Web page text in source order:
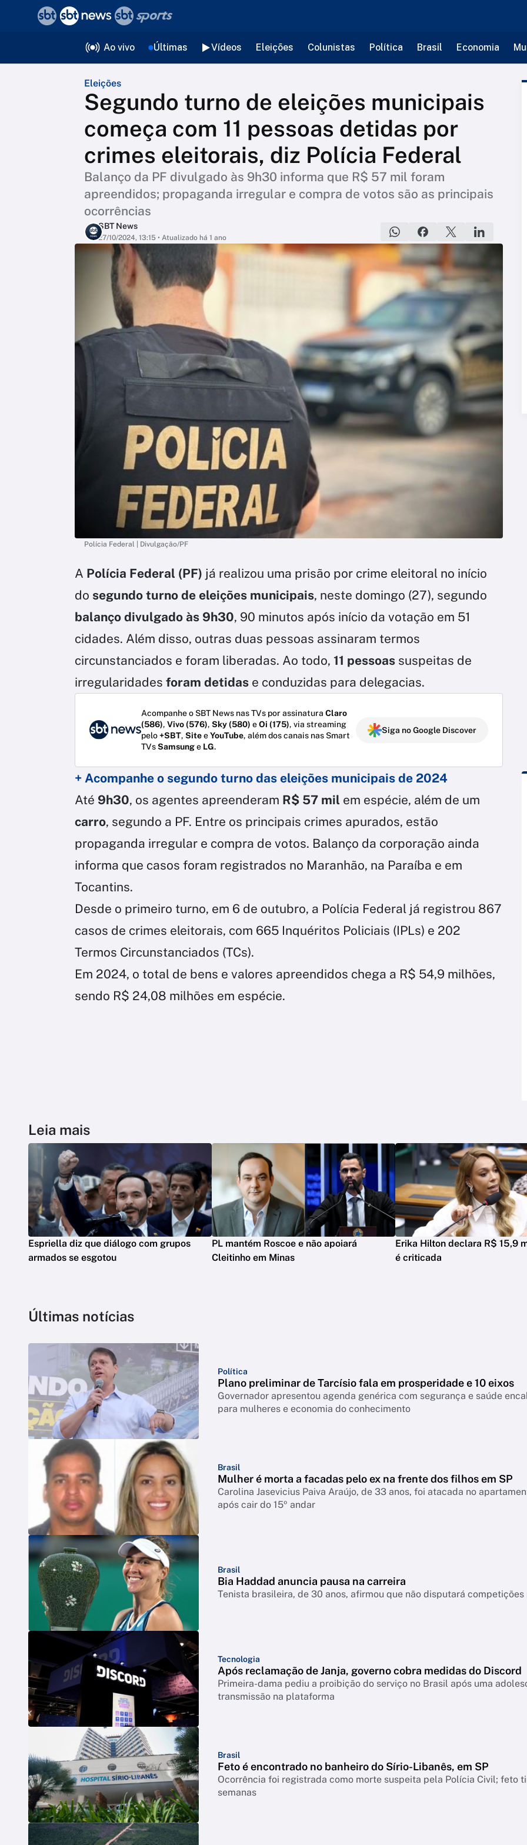
Ao vivo Últimas Vídeos Eleições Colunistas Política Brasil Economia
Eleições
Segundo turno de eleições municipais
começa com 11 pessoas detidas por
crimes eleitorais, diz Polícia Federal
Balanço da PF divulgado às 9h30 informa que R$ 57 mil foram
apreendidos; propaganda irregular e compra de votos são as principais
ocorrências
SBT News
27/10/2024, 13:15 • Atualizado há 1 ano
Polícia Federal | Divulgação/PF
A Polícia Federal (PF) já realizou uma prisão por crime eleitoral no início
do segundo turno de eleições municipais, neste domingo (27), segundo
balanço divulgado às 9h30, 90 minutos após início da votação em 51
cidades. Além disso, outras duas pessoas assinaram termos
circunstanciados e foram liberadas. Ao todo, 11 pessoas suspeitas de
irregularidades foram detidas e conduzidas para delegacias.
Acompanhe o SBT News nas TVs por assinatura Claro
(586), Vivo (576), Sky (580) eOi (175), via streaming
pelo+SBT, SiteeYouTube, além dos canais nas Smart
TVsSamsunge LG.
Siga no Google Discover
+ Acompanhe o segundo turno das eleições municipais de 2024
Até 9h30, os agentes apreenderam R$ 57 mil em espécie, além de um
carro, segundo a PF. Entre os principais crimes apurados, estão
propaganda irregular e compra de votos. Balanço da corporação ainda
informa que casos foram registrados no Maranhão, na Paraíba e em
Tocantins.
Desde o primeiro turno, em 6 de outubro, a Polícia Federal já registrou 867
casos de crimes eleitorais, com 665 Inquéritos Policiais (IPLs) e 202
Termos Circunstanciados (TCs).
Em 2024, o total de bens e valores apreendidos chega a R$ 54,9 milhões,
sendo R$ 24,08 milhões em espécie.
Leia mais
Espriella diz que diálogo com grupos
armados se esgotou
PL mantém Roscoe e não apoiará
Cleitinho em Minas
Erika Hilton declara R$ 15,9
é criticada
Últimas notícias
Política
Plano preliminar de Tarcísio fala em prosperidade e 10 eixos
Governador apresentou agenda genérica com segurança e saúde
para mulheres e economia do conhecimento
Brasil
Mulher é morta a facadas pelo ex na frente dos filhos em SP
Carolina Jasevicius Paiva Araújo, de 33 anos, foi atacada no
após cair do 15º andar
Brasil
Bia Haddad anuncia pausa na carreira
Tenista brasileira, de 30 anos, afirmou que não disputará
Tecnologia
Após reclamação de Janja, governo cobra medidas do Discord
Primeira-dama pediu a proibição do serviço no Brasil após uma
transmissão na plataforma
Brasil
Feto é encontrado no banheiro do Sírio-Libanês, em SP
Ocorrência foi registrada como morte suspeita pela Polícia Civil; feto
semanas
voltar
Editorias